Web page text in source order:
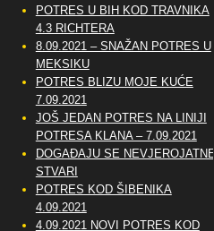
POTRES U BIH KOD TRAVNIKA
4.3 RICHTERA
8.09.2021 – SNAŽAN POTRES U
MEKSIKU
POTRES BLIZU MOJE KUĆE
7.09.2021
JOŠ JEDAN POTRES NA LINIJI
POTRESA KLANA – 7.09.2021
DOGAĐAJU SE NEVJEROJATNE
STVARI
POTRES KOD ŠIBENIKA
4.09.2021
4.09.2021 NOVI POTRES KOD